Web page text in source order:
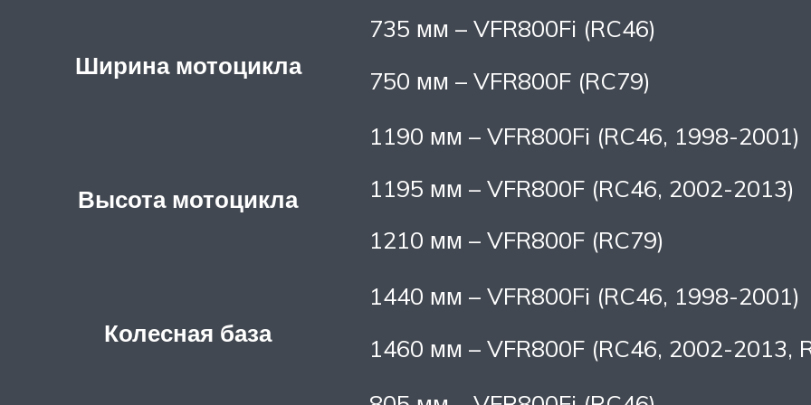
Ширина мотоцикла
735 мм – VFR800Fi (RC46)
750 мм – VFR800F (RC79)
Высота мотоцикла
1190 мм – VFR800Fi (RC46, 1998-2001)
1195 мм – VFR800F (RC46, 2002-2013)
1210 мм – VFR800F (RC79)
Колесная база
1440 мм – VFR800Fi (RC46, 1998-2001)
1460 мм – VFR800F (RC46, 2002-2013,